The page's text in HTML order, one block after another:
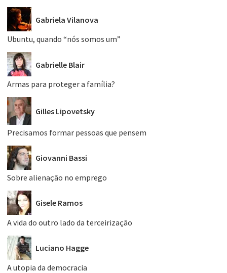
Gabriela Vilanova
Ubuntu, quando “nós somos um”
Gabrielle Blair
Armas para proteger a família?
Gilles Lipovetsky
Precisamos formar pessoas que pensem
Giovanni Bassi
Sobre alienação no emprego
Gisele Ramos
A vida do outro lado da terceirização
Luciano Hagge
A utopia da democracia